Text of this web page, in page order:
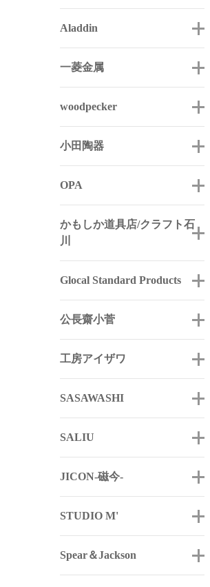
Aladdin
一菱金属
woodpecker
小田陶器
OPA
かもしか道具店/クラフト石
川
Glocal Standard Products
公長齋小菅
工房アイザワ
SASAWASHI
SALIU
JICON-磁今-
STUDIO M'
Spear＆Jackson